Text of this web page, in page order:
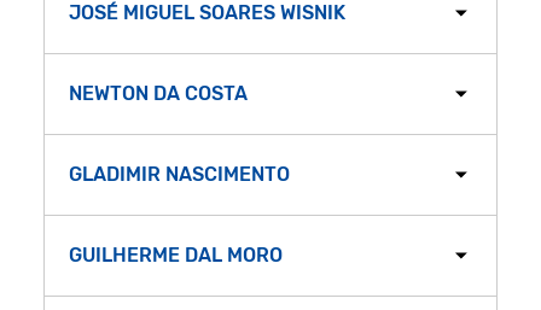
JOSÉ MIGUEL SOARES WISNIK
NEWTON DA COSTA
GLADIMIR NASCIMENTO
GUILHERME DAL MORO